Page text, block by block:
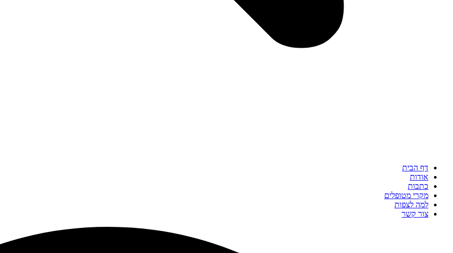
דף הבית
אודות
כתבות
מקרי מטופלים
למה לצפות
צור קשר